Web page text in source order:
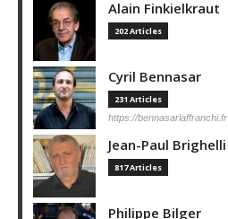
Alain Finkielkraut
202 Articles
Cyril Bennasar
231 Articles
https://bennasarlaffranchi.fr
Jean-Paul Brighelli
817 Articles
Philippe Bilger